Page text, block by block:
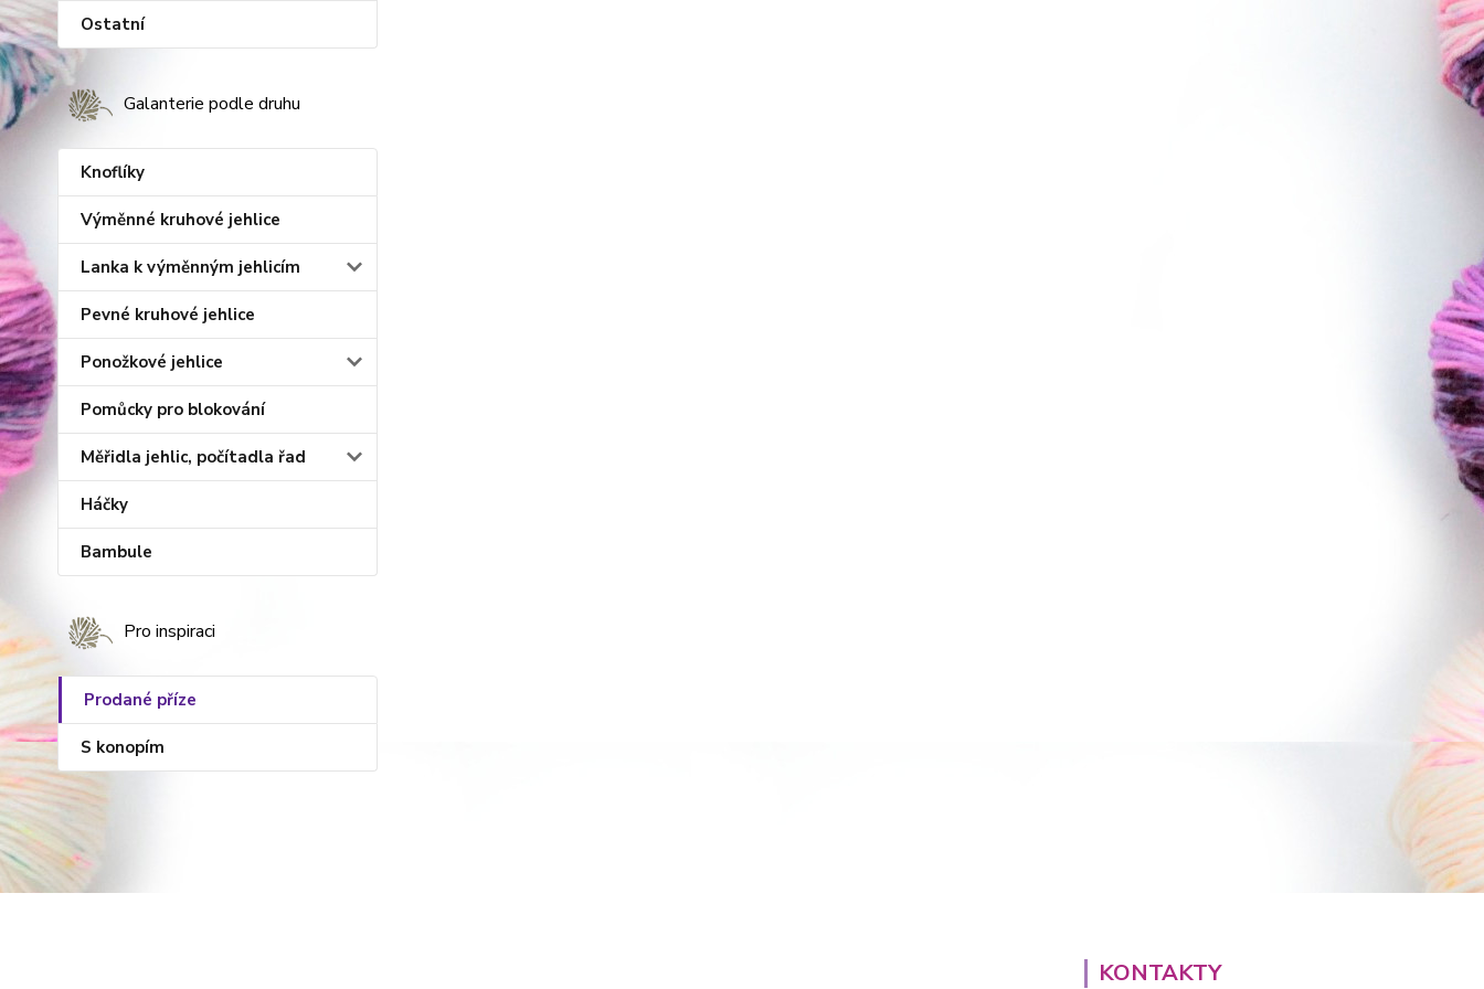
Ostatní
Galanterie podle druhu
Knoflíky
Výměnné kruhové jehlice
Lanka k výměnným jehlicím
Pevné kruhové jehlice
Ponožkové jehlice
Pomůcky pro blokování
Měřidla jehlic, počítadla řad
Háčky
Bambule
Pro inspiraci
Prodané příze
S konopím
KONTAKTY